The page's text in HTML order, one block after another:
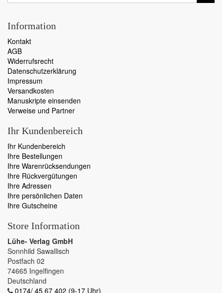
Information
Kontakt
AGB
Widerrufsrecht
Datenschutzerklärung
Impressum
Versandkosten
Manuskripte einsenden
Verweise und Partner
Ihr Kundenbereich
Ihr Kundenbereich
Ihre Bestellungen
Ihre Warenrücksendungen
Ihre Rückvergütungen
Ihre Adressen
Ihre persönlichen Daten
Ihre Gutscheine
Store Information
Lühe- Verlag GmbH
Sonnhild Sawallisch
Postfach 02
74665 Ingelfingen
Deutschland
0174/ 45 67 402 (9-17 Uhr)